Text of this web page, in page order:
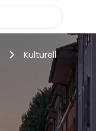
Kulturell